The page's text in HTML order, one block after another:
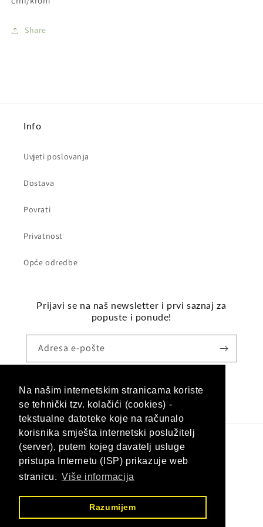
Na našim internetskim stranicama koriste
se tehnički tzv. kolačići (cookies) -
tekstualne datoteke koje na računalo
korisnika smješta internetski poslužitelj
(server), putem kojeg davatelj usluge
pristupa Internetu (ISP) prikazuje web
stranicu. Više informacija
Razumijem
Share
Info
Uvjeti poslovanja
Dostava
Povrati
Privatnost
Opće odredbe
Prijavi se na naš newsletter i prvi saznaj za
popuste i ponude!
Adresa e-pošte
FacebookInstagram
Jezik
Hrvatski (hrvatska)
Načini
plaćanja